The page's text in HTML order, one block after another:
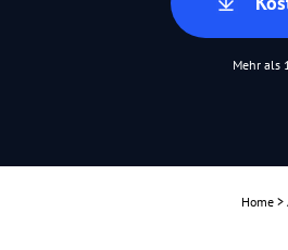
Mehr als
Home >